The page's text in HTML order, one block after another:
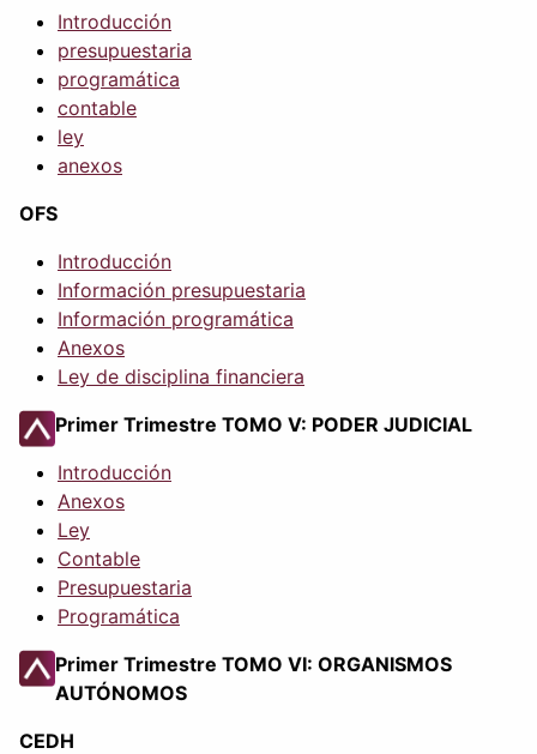
Introducción
presupuestaria
programática
contable
ley
anexos
OFS
Introducción
Información presupuestaria
Información programática
Anexos
Ley de disciplina financiera
Primer Trimestre TOMO V: PODER JUDICIAL
Introducción
Anexos
Ley
Contable
Presupuestaria
Programática
Primer Trimestre TOMO VI: ORGANISMOS
AUTÓNOMOS
CEDH